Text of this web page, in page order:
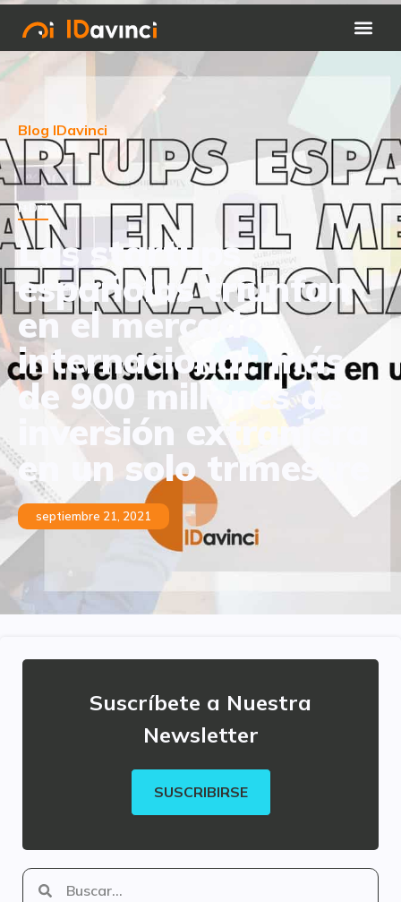
Blog IDavinci
I+D+i
Las startups
españolas triunfan
en el mercado
internacional: más
de 900 millones de
inversión extranjera
en un solo trimestre
septiembre 21, 2021
Suscríbete a Nuestra
Newsletter
SUSCRIBIRSE